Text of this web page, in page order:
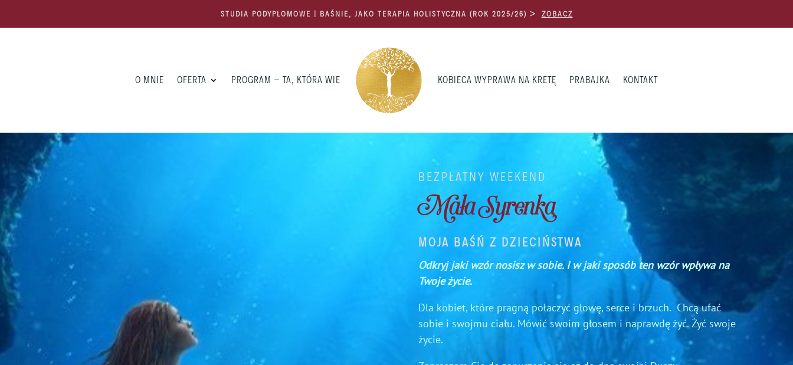
STUDIA PODYPLOMOWE | BAŚNIE, JAKO TERAPIA HOLISTYCZNA (ROK 2025/26) > ZOBACZ
O MNIE OFERTA PROGRAM – TA, KTÓRA WIE KOBIECA WYPRAWA NA KRETĘ PRABAJKA KONTAKT
BEZPŁATNY WEEKEND
Mała Syrenka
MOJA BAŚŃ Z DZIECIŃSTWA
Odkryj jaki wzór nosisz w sobie. I w jaki sposób ten wzór wpływa na
Twoje życie.
Dla kobiet, które pragną połaczyć głowę, serce i brzuch. Chcą ufać
sobie i swojmu ciału. Mówić swoim głosem i naprawdę żyć. Żyć swoje
życie.